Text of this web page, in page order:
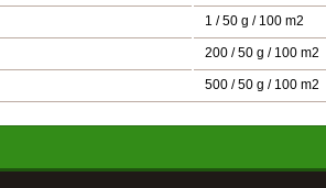
1 / 50 g / 100 m2
200 / 50 g / 100 m2
500 / 50 g / 100 m2